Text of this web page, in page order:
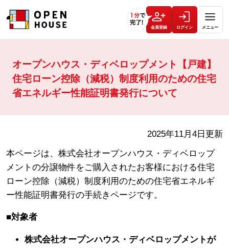
会員登録 ログイン メニュー
オープンハウス・ディベロップメント【戸建】
住宅ローン控除（減税）制度利用のための住宅
省エネルギー性能証明書発行について
2025年11月4日更新
本ページは、株式会社オープンハウス・ディベロップ
メントの分譲物件をご購入されたお客様における住宅
ローン控除（減税）制度利用のための住宅省エネルギ
ー性能証明書発行の手続きページです。
■対象者
株式会社オープンハウス・ディベロップメントが